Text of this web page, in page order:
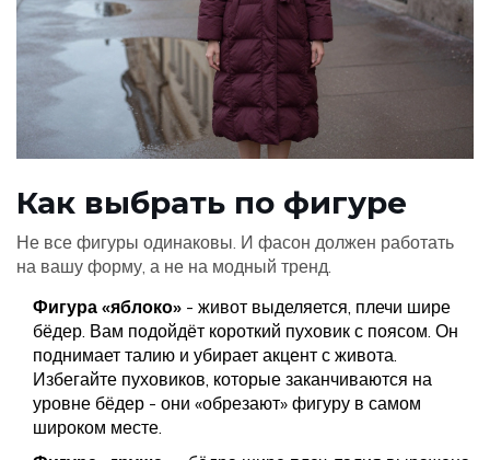
Как выбрать по фигуре
Не все фигуры одинаковы. И фасон должен работать
на вашу форму, а не на модный тренд.
Фигура «яблоко» - живот выделяется, плечи шире
бёдер. Вам подойдёт короткий пуховик с поясом. Он
поднимает талию и убирает акцент с живота.
Избегайте пуховиков, которые заканчиваются на
уровне бёдер - они «обрезают» фигуру в самом
широком месте.